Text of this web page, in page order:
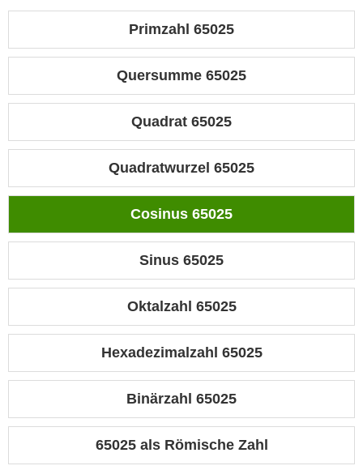
Primzahl 65025
Quersumme 65025
Quadrat 65025
Quadratwurzel 65025
Cosinus 65025
Sinus 65025
Oktalzahl 65025
Hexadezimalzahl 65025
Binärzahl 65025
65025 als Römische Zahl